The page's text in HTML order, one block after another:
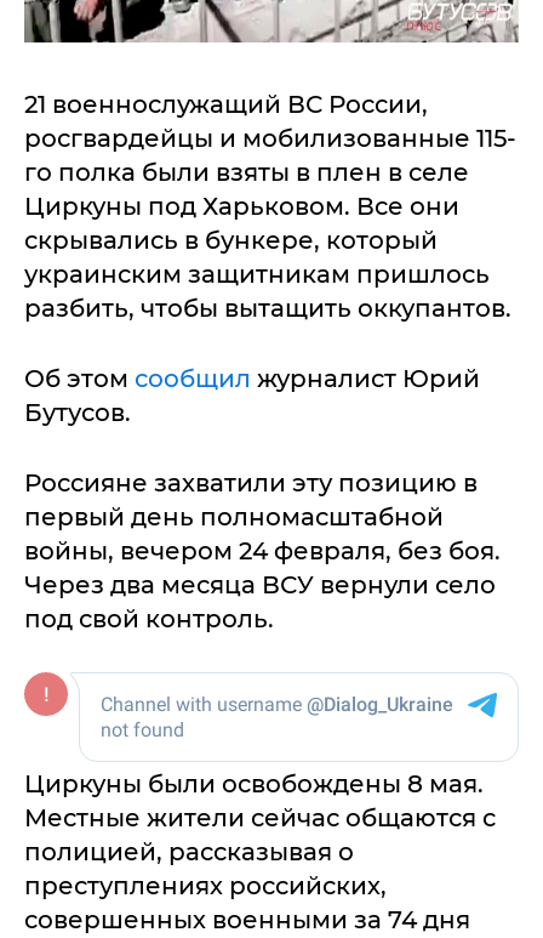
21 военнослужащий ВС России,
росгвардейцы и мобилизованные 115-
го полка были взяты в плен в селе
Циркуны под Харьковом. Все они
скрывались в бункере, который
украинским защитникам пришлось
разбить, чтобы вытащить оккупантов.
Об этом сообщил журналист Юрий
Бутусов.
Россияне захватили эту позицию в
первый день полномасштабной
войны, вечером 24 февраля, без боя.
Через два месяца ВСУ вернули село
под свой контроль.
Циркуны были освобождены 8 мая.
Местные жители сейчас общаются с
полицией, рассказывая о
преступлениях российских,
совершенных военными за 74 дня